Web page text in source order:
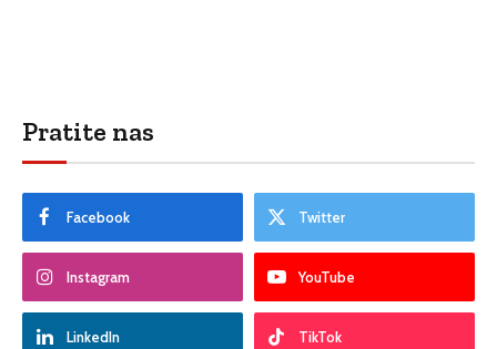
Pratite nas
Facebook Twitter
Instagram YouTube
LinkedIn TikTok